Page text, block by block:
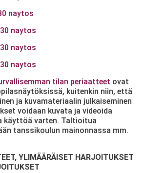
naytos
naytos
naytos
naytos
tilan periaatteet ovat
kuitenkin niin, että
ja kuvamateriaalin julkaiseminen
voidaan kuvata ja videoida
käyttöä varten. Taltioitua
tanssikoulun mainonnassa mm.
YLIMÄÄRÄISET HARJOITUKSET